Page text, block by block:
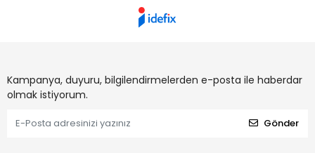
Kampanya, duyuru, bilgilendirmelerden e-posta ile haberdar
olmak istiyorum.
Gönder